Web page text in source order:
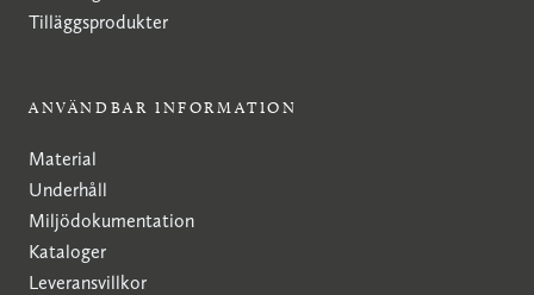
Tilläggsprodukter
ANVÄNDBAR INFORMATION
Material
Underhåll
Miljödokumentation
Kataloger
Leveransvillkor